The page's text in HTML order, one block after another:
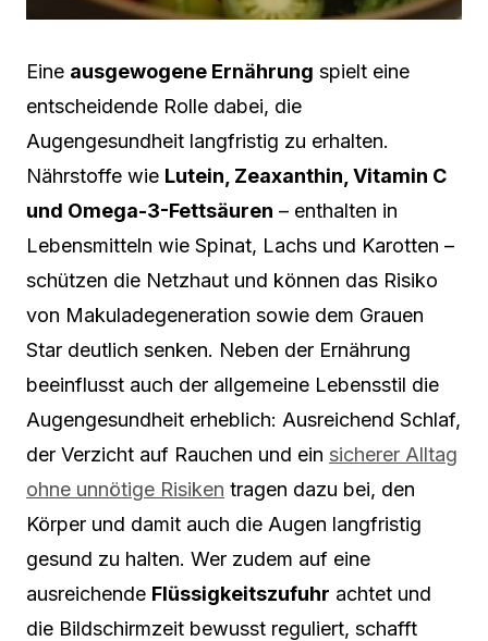
Eine ausgewogene Ernährung spielt eine
entscheidende Rolle dabei, die
Augengesundheit langfristig zu erhalten.
Nährstoffe wie Lutein, Zeaxanthin, Vitamin C
und Omega-3-Fettsäuren – enthalten in
Lebensmitteln wie Spinat, Lachs und Karotten –
schützen die Netzhaut und können das Risiko
von Makuladegeneration sowie dem Grauen
Star deutlich senken. Neben der Ernährung
beeinflusst auch der allgemeine Lebensstil die
Augengesundheit erheblich: Ausreichend Schlaf,
der Verzicht auf Rauchen und ein sicherer Alltag
ohne unnötige Risiken tragen dazu bei, den
Körper und damit auch die Augen langfristig
gesund zu halten. Wer zudem auf eine
ausreichende Flüssigkeitszufuhr achtet und
die Bildschirmzeit bewusst reguliert, schafft